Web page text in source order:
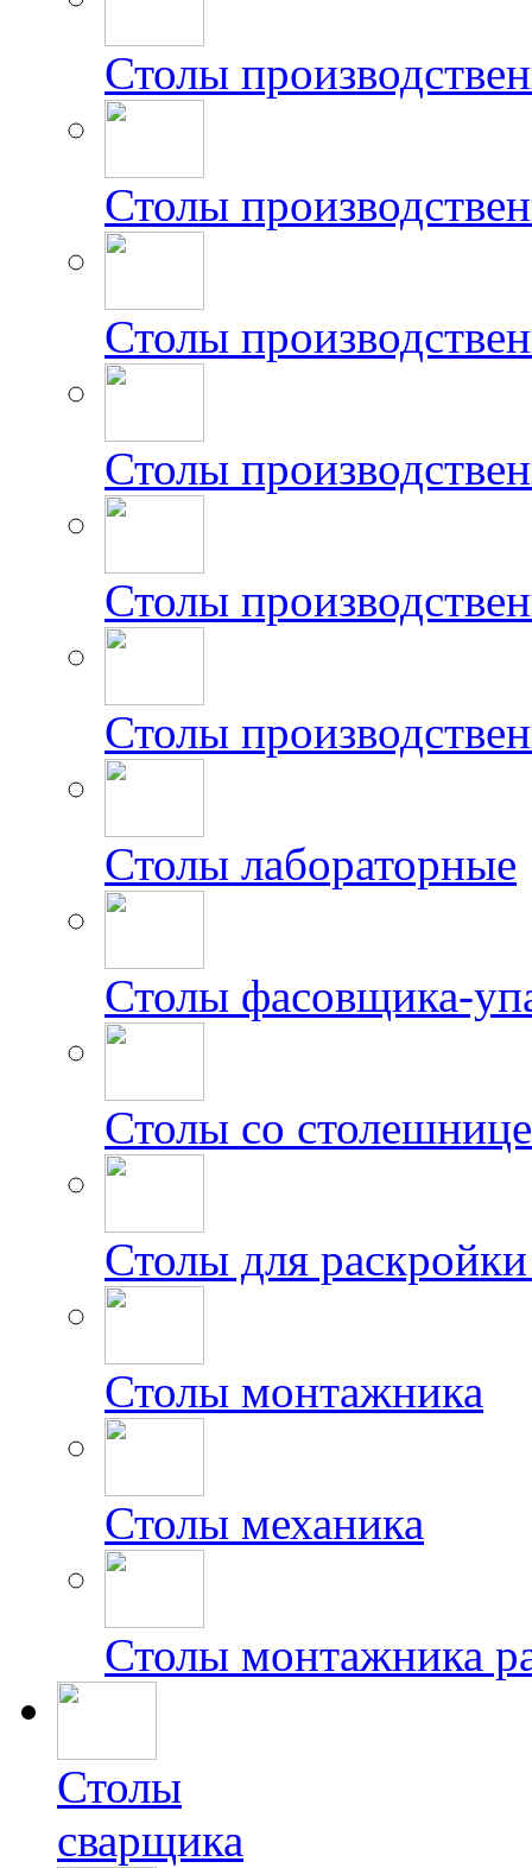
Столы
Столы
Столы
Столы
Столы
Столы
Столы лабораторные
Столы фасовщика-
Столы со
Столы для раскройки
Столы монтажника
Столы механика
Столы монтажника
Столы
сварщика